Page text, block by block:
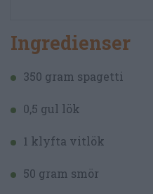
Ingredienser
350 gram spagetti
0,5 gul lök
1 klyfta vitlök
50 gram smör